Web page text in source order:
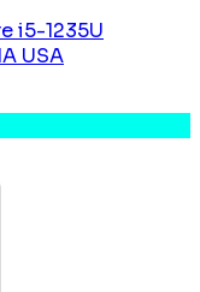
i5-1235U
USA